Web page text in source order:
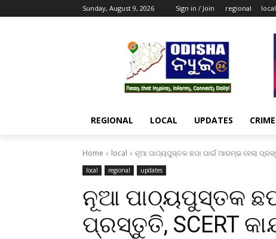
Sunday, August 9, 2026 Sign in / Join regional local
REGIONAL LOCAL UPDATES CRIME
Home local ନୂଆ ପାଠ୍ୟପୁସ୍ତକ ଛପା ପାଇଁ ଆରମ୍ଭ ହେଲା
local regional updates
ନୂଆ ପାଠ୍ୟପୁସ୍ତକ
ପ୍ରସ୍ତୁତି, SCERT